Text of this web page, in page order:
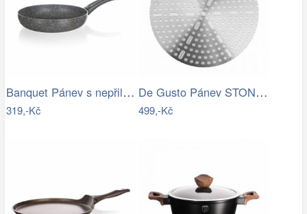
Banquet Pánev s nepřilnavým povrchem…
319,-Kč
De Gusto Pánev STONITE 28 cm
499,-Kč